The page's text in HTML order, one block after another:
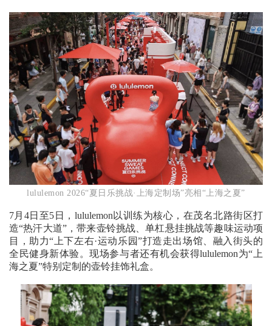
lululemon 2026“夏日乐挑战·上海定制场”亮相“上海之夏”
7月4日至5日，lululemon以训练为核心，在茂名北路街区打
造“热汗大道”，带来壶铃挑战、单杠悬挂挑战等趣味运动项
目，助力“上下左右·运动乐园”打造走出场馆、融入街头的
全民健身新体验。现场参与者还有机会获得lululemon为“上
海之夏”特别定制的壶铃挂饰礼盒。